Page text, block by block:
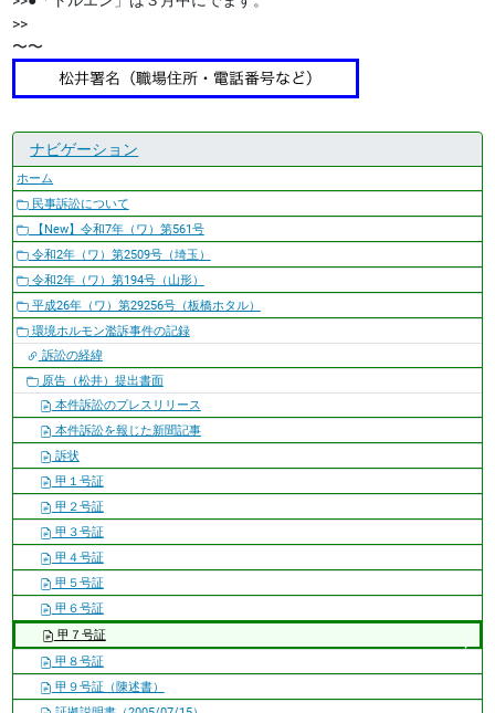
>>
〜〜
ナビゲーション
ホーム
民事訴訟について
【New】令和7年（ワ）第561号
令和2年（ワ）第2509号（埼玉）
令和2年（ワ）第194号（山形）
平成26年（ワ）第29256号（板橋ホタル）
環境ホルモン濫訴事件の記録
訴訟の経緯
原告（松井）提出書面
本件訴訟のプレスリリース
本件訴訟を報じた新聞記事
訴状
甲１号証
甲２号証
甲３号証
甲４号証
甲５号証
甲６号証
甲７号証
甲８号証
甲９号証（陳述書）